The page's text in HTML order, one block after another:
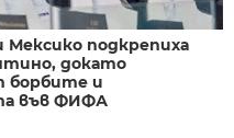
подкрепиха
докато
борбите и
във ФИФА